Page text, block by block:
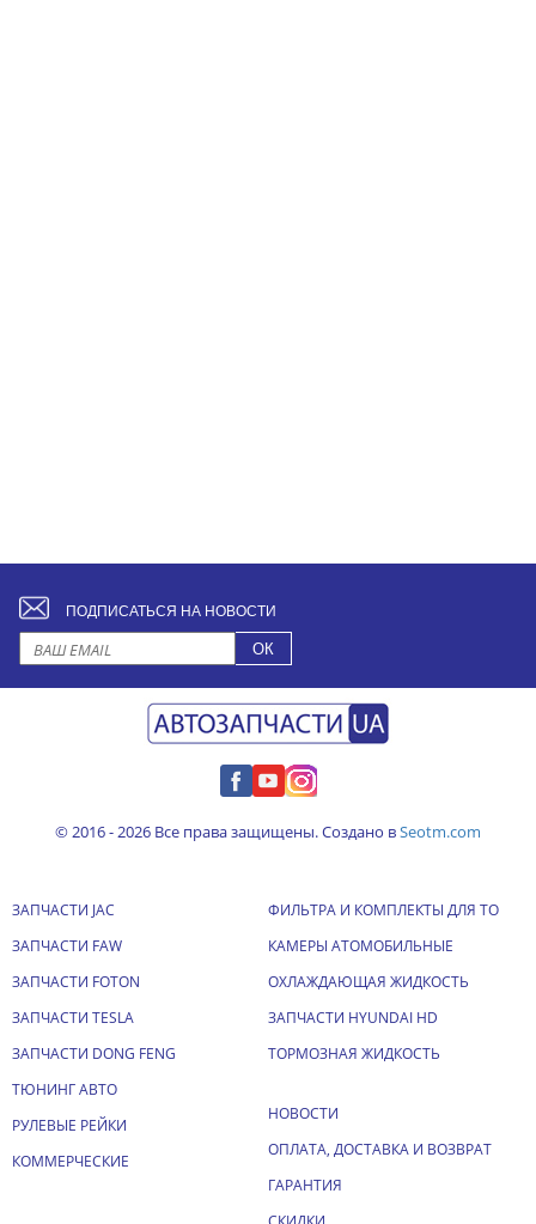
ПОДПИСАТЬСЯ НА НОВОСТИ
© 2016 - 2026 Все права защищены. Создано вSeotm.com
ЗАПЧАСТИ JAC
ЗАПЧАСТИ FAW
ЗАПЧАСТИ FOTON
ЗАПЧАСТИ TESLA
ЗАПЧАСТИ DONG FENG
ТЮНИНГ АВТО
РУЛЕВЫЕ РЕЙКИ
КОММЕРЧЕСКИЕ
ФИЛЬТРА И КОМПЛЕКТЫ ДЛЯ ТО
КАМЕРЫ АТОМОБИЛЬНЫЕ
ОХЛАЖДАЮЩАЯ ЖИДКОСТЬ
ЗАПЧАСТИ HYUNDAI HD
ТОРМОЗНАЯ ЖИДКОСТЬ
НОВОСТИ
ОПЛАТА, ДОСТАВКА И ВОЗВРАТ
ГАРАНТИЯ